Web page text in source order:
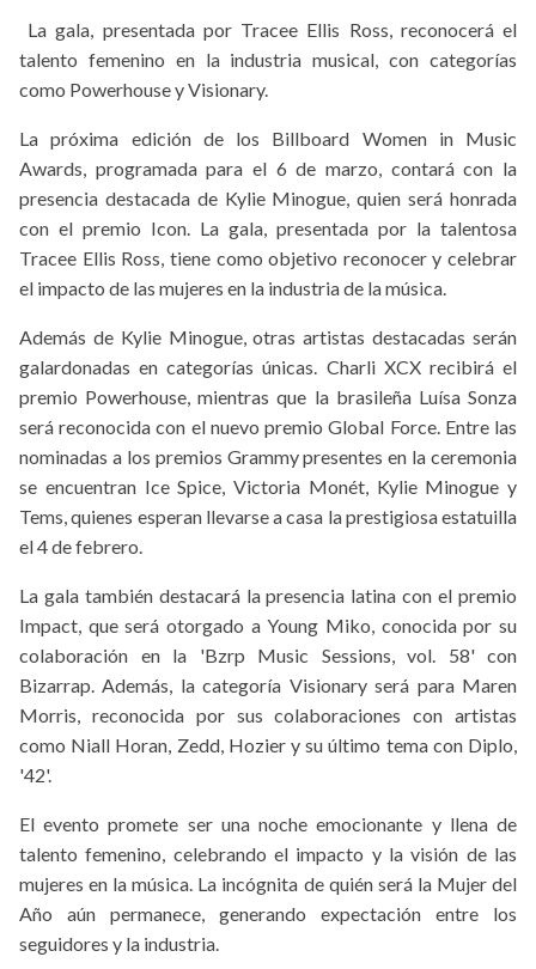
La gala, presentada por Tracee Ellis Ross, reconocerá el
talento femenino en la industria musical, con categorías
como Powerhouse y Visionary.
La próxima edición de los Billboard Women in Music
Awards, programada para el 6 de marzo, contará con la
presencia destacada de Kylie Minogue, quien será honrada
con el premio Icon. La gala, presentada por la talentosa
Tracee Ellis Ross, tiene como objetivo reconocer y celebrar
el impacto de las mujeres en la industria de la música.
Además de Kylie Minogue, otras artistas destacadas serán
galardonadas en categorías únicas. Charli XCX recibirá el
premio Powerhouse, mientras que la brasileña Luísa Sonza
será reconocida con el nuevo premio Global Force. Entre las
nominadas a los premios Grammy presentes en la ceremonia
se encuentran Ice Spice, Victoria Monét, Kylie Minogue y
Tems, quienes esperan llevarse a casa la prestigiosa estatuilla
el 4 de febrero.
La gala también destacará la presencia latina con el premio
Impact, que será otorgado a Young Miko, conocida por su
colaboración en la 'Bzrp Music Sessions, vol. 58' con
Bizarrap. Además, la categoría Visionary será para Maren
Morris, reconocida por sus colaboraciones con artistas
como Niall Horan, Zedd, Hozier y su último tema con Diplo,
'42'.
El evento promete ser una noche emocionante y llena de
talento femenino, celebrando el impacto y la visión de las
mujeres en la música. La incógnita de quién será la Mujer del
Año aún permanece, generando expectación entre los
seguidores y la industria.